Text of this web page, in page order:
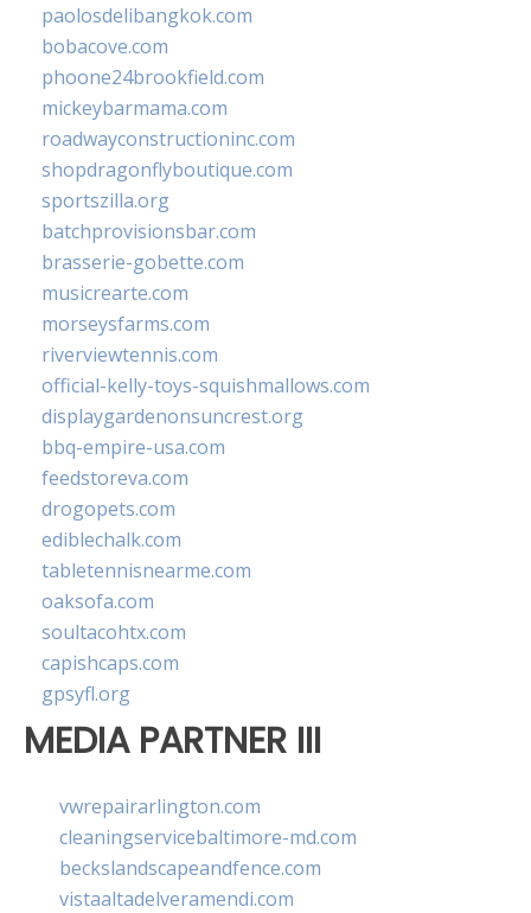
paolosdelibangkok.com
bobacove.com
phoone24brookfield.com
mickeybarmama.com
roadwayconstructioninc.com
shopdragonflyboutique.com
sportszilla.org
batchprovisionsbar.com
brasserie-gobette.com
musicrearte.com
morseysfarms.com
riverviewtennis.com
official-kelly-toys-squishmallows.com
displaygardenonsuncrest.org
bbq-empire-usa.com
feedstoreva.com
drogopets.com
ediblechalk.com
tabletennisnearme.com
oaksofa.com
soultacohtx.com
capishcaps.com
gpsyfl.org
MEDIA PARTNER III
vwrepairarlington.com
cleaningservicebaltimore-md.com
beckslandscapeandfence.com
vistaaltadelveramendi.com